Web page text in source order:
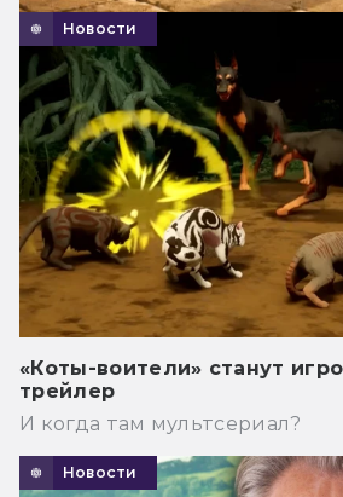
Новости
«Коты-воители» станут
трейлер
И когда там мультсериал?
Новости